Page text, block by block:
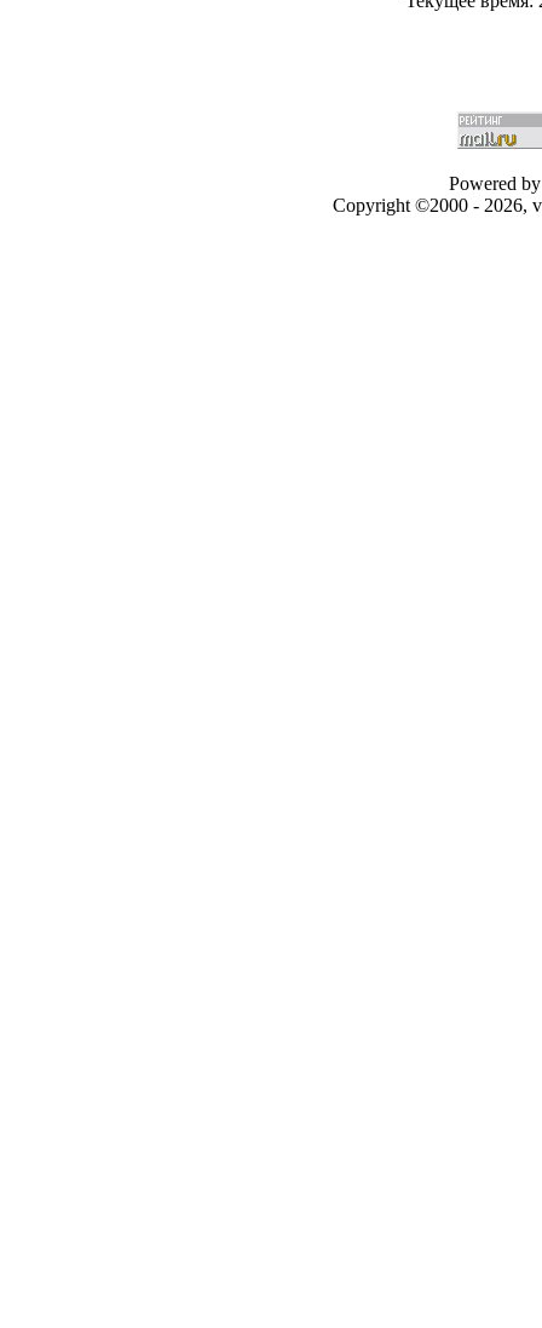
Powered
Copyright ©2000 - 2026,